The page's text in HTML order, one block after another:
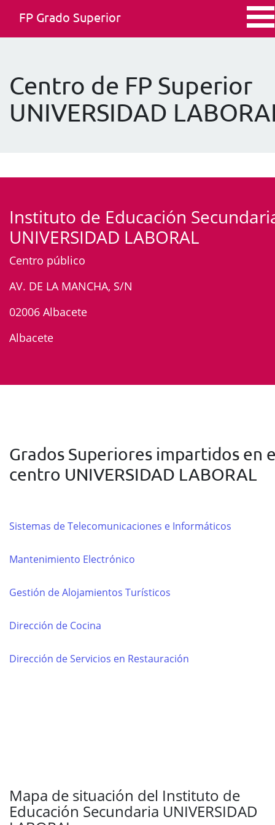
FP Grado Superior
Centro de FP Superior
UNIVERSIDAD
Instituto de Educación
UNIVERSIDAD LABORAL
Centro público
AV. DE LA MANCHA, S/N
02006 Albacete
Albacete
Grados Superiores impartidos en
centro UNIVERSIDAD LABORAL
Sistemas de Telecomunicaciones e Informáticos
Mantenimiento Electrónico
Gestión de Alojamientos Turísticos
Dirección de Cocina
Dirección de Servicios en Restauración
Mapa de situación del Instituto de
Educación Secundaria UNIVERSIDAD